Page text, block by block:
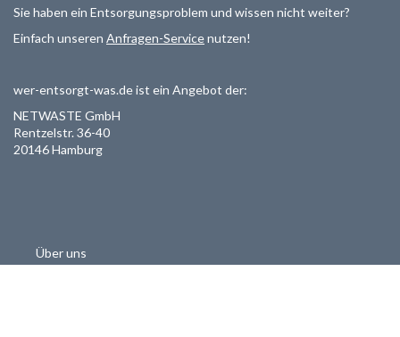
Sie haben ein Entsorgungsproblem und wissen nicht weiter?
Einfach unseren Anfragen-Servicenutzen!
wer-entsorgt-was.de ist ein Angebot der:
NETWASTE GmbH
Rentzelstr. 36-40
20146 Hamburg
Über uns